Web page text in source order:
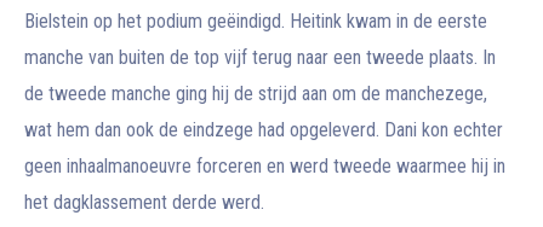
Bielstein op het podium geëindigd. Heitink kwam in de eerste
manche van buiten de top vijf terug naar een tweede plaats. In
de tweede manche ging hij de strijd aan om de manchezege,
wat hem dan ook de eindzege had opgeleverd. Dani kon echter
geen inhaalmanoeuvre forceren en werd tweede waarmee hij in
het dagklassement derde werd.